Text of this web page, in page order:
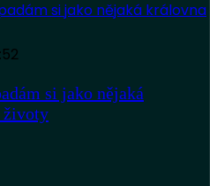
si jako nějaká
životy